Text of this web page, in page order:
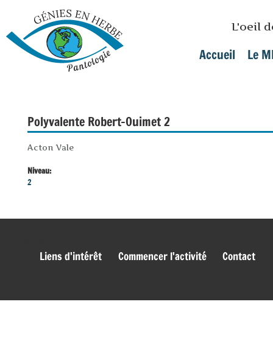
L'oeil
Main menu
Accueil Le
Polyvalente Robert-Ouimet 2
Acton Vale
Niveau:
2
Liens d'intérêt Commencer l'activité Contact